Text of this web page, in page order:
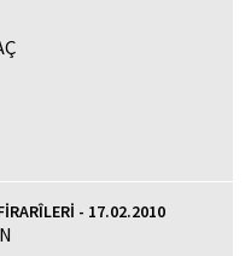
- 17.02.2010